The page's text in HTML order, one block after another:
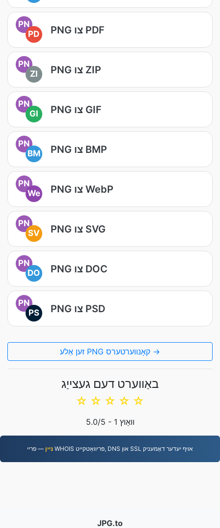
PN
PD
PNG צו PDF
PN
ZI
PNG צו ZIP
PN
GI
PNG צו GIF
PN
BM
PNG צו BMP
PN
We
PNG צו WebP
PN
SV
PNG צו SVG
PN
DO
PNG צו DOC
PN
PS
PNG צו PSD
זען אַלע PNG קאָנווערטערס →
באַווערט דעם געצייַג
☆
☆
☆
☆
☆
5.0/5 - 1 וואָוץ
נײן — פריי WHOIS פּריוואַטקייט, DNS און SSL אויף יעדער דאָמעניק
JPG.to